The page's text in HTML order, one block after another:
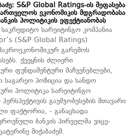
S&P Global Ratings-ის შეფასება
ეკონომიკის მდგრადობასა
პოლიტიკის ეფექტიანობას
სარეიტინგო კომპანია
(S&P Global Ratings)
გარემოს
ქვეყნის ძლიერი
ფუნდამენტური მაჩვენებლები,
საგარეო პოზიცია და სანდო
პოლიტიკა სარეიტინგო
გაუმჯობესების მთავარი
ფაქტორია, - განაცხადა
ბანკის პირველმა ვიცე-
მიქაბაძემ.